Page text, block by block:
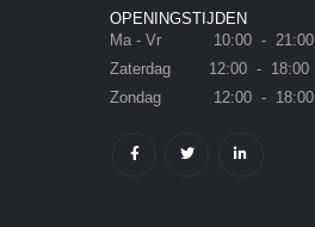
OPENINGSTIJDEN
Ma - Vr 10:00 - 21:00
Zaterdag 12:00 - 18:00
Zondag 12:00 - 18:00